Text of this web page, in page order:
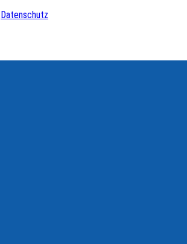
Datenschutz